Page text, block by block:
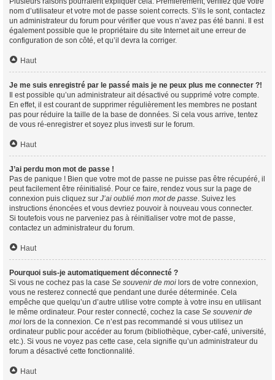
nom d’utilisateur et votre mot de passe soient corrects. S’ils le sont, contactez
un administrateur du forum pour vérifier que vous n’avez pas été banni. Il est
également possible que le propriétaire du site Internet ait une erreur de
configuration de son côté, et qu’il devra la corriger.
Haut
Je me suis enregistré par le passé mais je ne peux plus me connecter ?!
Il est possible qu’un administrateur ait désactivé ou supprimé votre compte.
En effet, il est courant de supprimer régulièrement les membres ne postant
pas pour réduire la taille de la base de données. Si cela vous arrive, tentez
de vous ré-enregistrer et soyez plus investi sur le forum.
Haut
J’ai perdu mon mot de passe !
Pas de panique ! Bien que votre mot de passe ne puisse pas être récupéré, il
peut facilement être réinitialisé. Pour ce faire, rendez vous sur la page de
connexion puis cliquez sur J’ai oublié mon mot de passe. Suivez les
instructions énoncées et vous devriez pouvoir à nouveau vous connecter.
Si toutefois vous ne parveniez pas à réinitialiser votre mot de passe,
contactez un administrateur du forum.
Haut
Pourquoi suis-je automatiquement déconnecté ?
Si vous ne cochez pas la case Se souvenir de moi lors de votre connexion,
vous ne resterez connecté que pendant une durée déterminée. Cela
empêche que quelqu’un d’autre utilise votre compte à votre insu en utilisant
le même ordinateur. Pour rester connecté, cochez la case Se souvenir de
moi lors de la connexion. Ce n’est pas recommandé si vous utilisez un
ordinateur public pour accéder au forum (bibliothèque, cyber-café, université,
etc.). Si vous ne voyez pas cette case, cela signifie qu’un administrateur du
forum a désactivé cette fonctionnalité.
Haut